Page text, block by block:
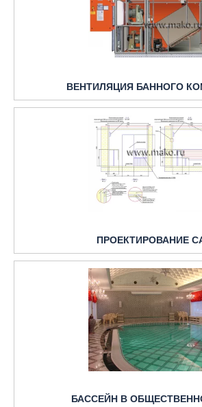
ВЕНТИЛЯЦИЯ БАННОГО
ПРОЕКТИРОВАНИЕ
БАССЕЙН В